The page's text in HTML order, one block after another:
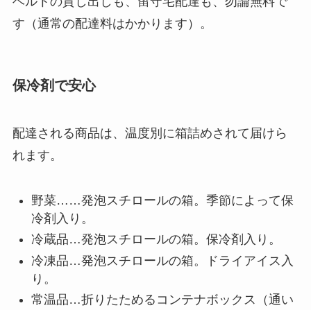
す（通常の配達料はかかります）。
保冷剤で安心
配達される商品は、温度別に箱詰めされて届けら
れます。
野菜……発泡スチロールの箱。季節によって保
冷剤入り。
冷蔵品…発泡スチロールの箱。保冷剤入り。
冷凍品…発泡スチロールの箱。ドライアイス入
り。
常温品…折りたためるコンテナボックス（通い